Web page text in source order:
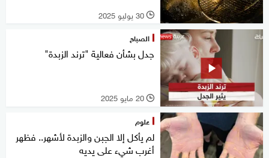
l 30 يوليو 2025
الصباح
جدل بشأن فعالية "ترند الزبدة"
l 20 مايو 2025
علوم
لم يأكل إلا الجبن والزبدة لأشهر.. فظهر
أغرب شيء على يديه